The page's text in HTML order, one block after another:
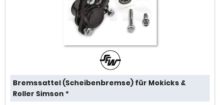
Bremssattel (Scheibenbremse) für Mokicks &
Roller Simson *